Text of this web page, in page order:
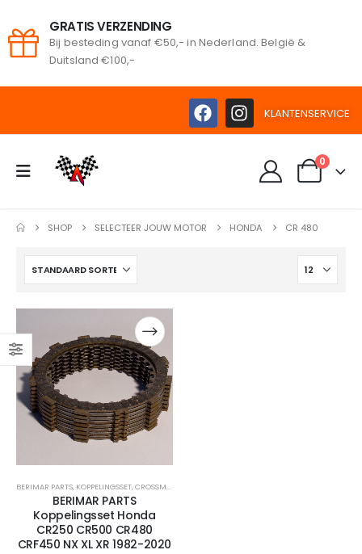
GRATIS VERZENDING
Bij besteding vanaf €50,- in Nederland. België &
Duitsland €100,-
KLANTENSERVICE
0
SHOP SELECTEER JOUW MOTOR HONDA CR 480
BERIMAR PARTS, KOPPELINGSSET,CROSSMOTOR ONDERDELEN
BERIMAR PARTS
Koppelingsset Honda
CR250 CR500 CR480
CRF450 NX XL XR 1982-2020